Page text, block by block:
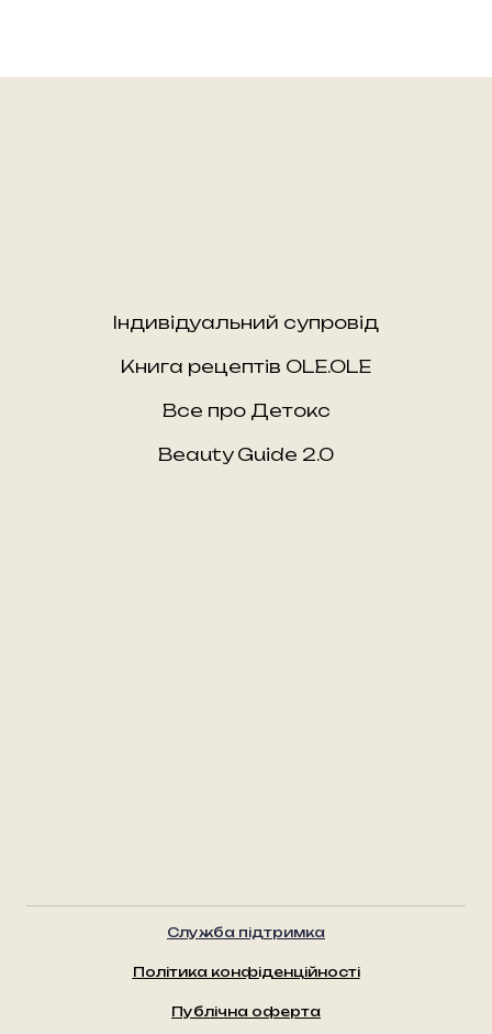
Індивідуальний супровід
Книга рецептів OLE.OLE
Все про Детокс
Beauty Guide 2.0
Служба підтримка
Політика конфіденційності
Публічна оферта